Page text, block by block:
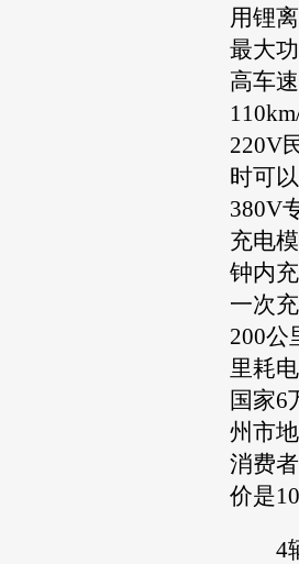
用锂
最大
高车
220V
时可
380V
充电
钟内
一次
200公
里耗
国家6
州市
消费
价是
4辆